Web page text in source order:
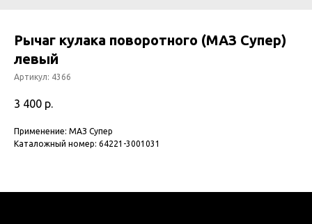
Рычаг кулака поворотного (МАЗ Супер)
левый
Артикул: 4366
3 400 р.
Применение: МАЗ Супер
Каталожный номер: 64221-3001031